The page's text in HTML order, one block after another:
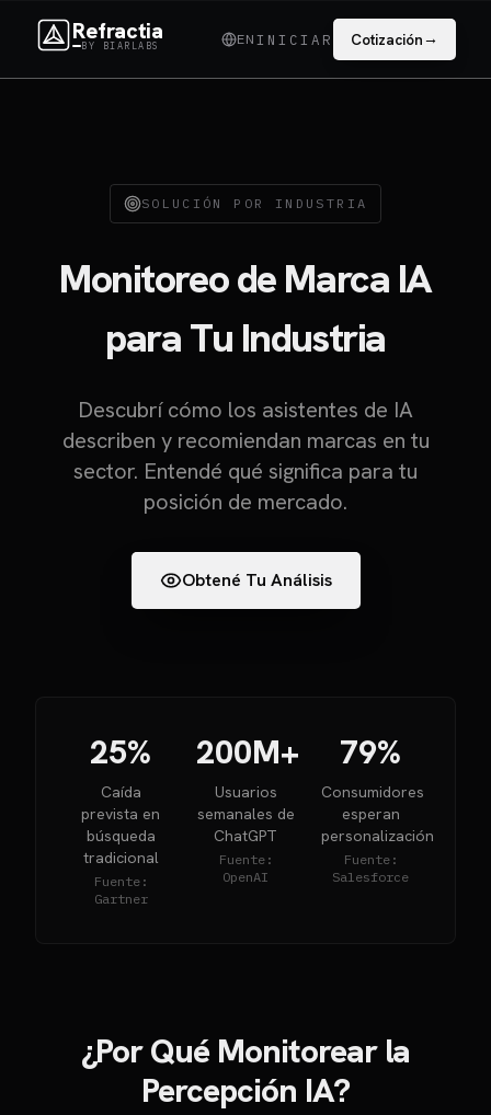
Refractia
BY BIARLABS ENINICIAR Cotización→
SOLUCIÓN POR INDUSTRIA
Monitoreo de Marca IA
paraTu Industria
Descubrí cómo los asistentes de IA
describen y recomiendan marcas en tu
sector. Entendé qué significa para tu
posición de mercado.
Obtené Tu Análisis
25%
Caída
prevista en
búsqueda
tradicional
Fuente:
Gartner
200M+
Usuarios
semanales de
ChatGPT
Fuente:
OpenAI
79%
Consumidores
esperan
personalización
Fuente:
Salesforce
¿Por Qué Monitorear la
Percepción IA?